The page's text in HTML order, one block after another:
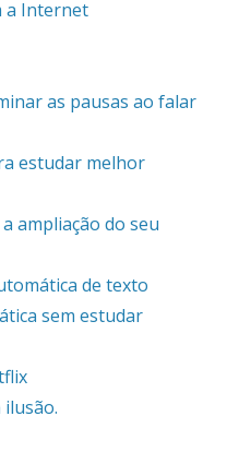
a Internet
as pausas ao falar
estudar melhor
ampliação do seu
de texto
sem estudar
ilusão.